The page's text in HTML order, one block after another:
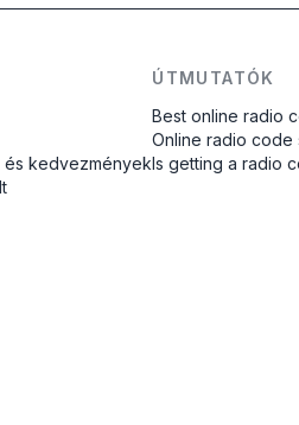
és kedvezmények
ÚTMUTATÓK
Best online radio
Online radio code
Is getting a radio